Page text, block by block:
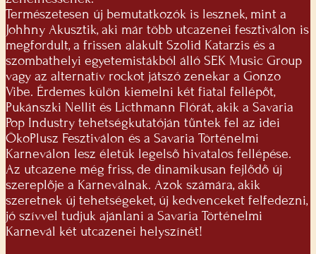
Természetesen új bemutatkozók is lesznek, mint a
Johhny Akusztik, aki már több utcazenei fesztiválon is
megfordult, a frissen alakult Szolid Katarzis és a
szombathelyi egyetemistákból álló SEK Music Group
vagy az alternatív rockot játszó zenekar a Gonzo
Vibe. Érdemes külön kiemelni két fiatal fellépőt,
Pukánszki Nellit és Licthmann Flórát, akik a Savaria
Pop Industry tehetségkutatóján tűntek fel az idei
ÖkoPlusz Fesztiválon és a Savaria Történelmi
Karneválon lesz életük legelső hivatalos fellépése.
Az utcazene még friss, de dinamikusan fejlődő új
szereplője a Karneválnak. Azok számára, akik
szeretnek új tehetségeket, új kedvenceket felfedezni,
jó szívvel tudjuk ajánlani a Savaria Történelmi
Karnevál két utcazenei helyszínét!